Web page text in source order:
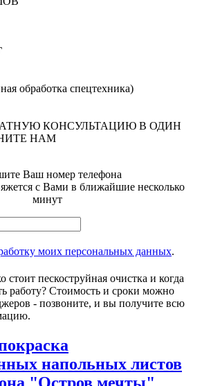
КОНСУЛЬТАЦИЮ В ОДИН
НАМ
Ваш номер телефона
с Вами в ближайшие несколько
минут
моих персональных данных.
стоит пескоструйная очистка и когда
работу? Стоимость и сроки можно
- позвоните, и вы получите всю
напольных листов
"Остров мечты"